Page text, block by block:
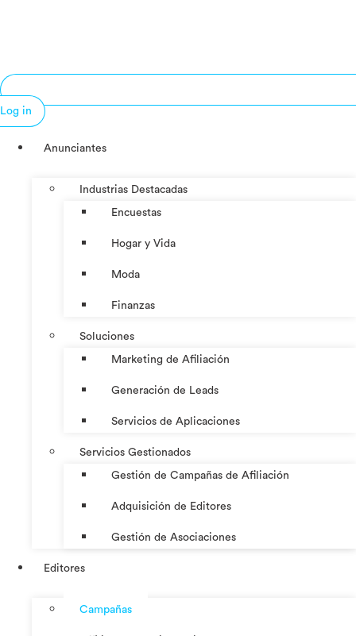
Log in
Anunciantes
Industrias Destacadas
Encuestas
Hogar y Vida
Moda
Finanzas
Soluciones
Marketing de Afiliación
Generación de Leads
Servicios de Aplicaciones
Servicios Gestionados
Gestión de Campañas de Afiliación
Adquisición de Editores
Gestión de Asociaciones
Editores
Campañas